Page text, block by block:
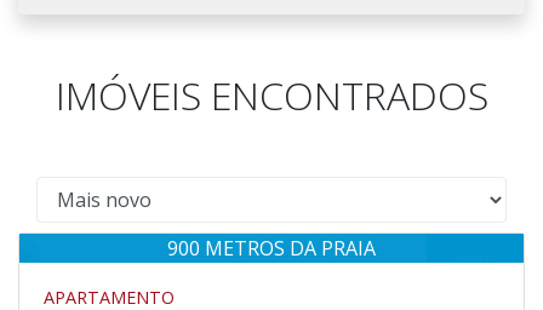
IMÓVEIS ENCONTRADOS
Venda
900 METROS DA PRAIA
APARTAMENTO